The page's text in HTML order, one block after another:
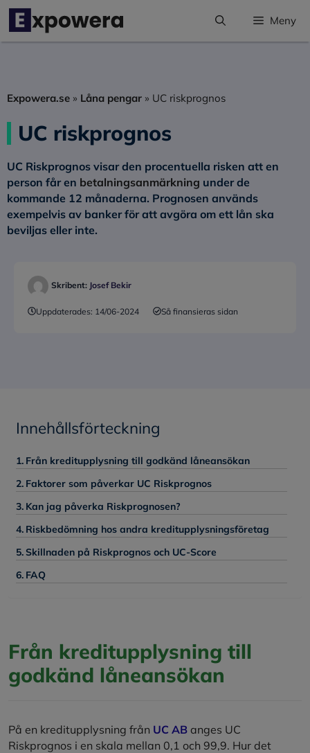
Hoppa
innehåll
Meny
Expowera.se » Låna pengar » UC riskprognos
UC riskprognos
UC Riskprognos visar den procentuella risken att en
person får en betalningsanmärkning under de
kommande 12 månaderna. Prognosen används
exempelvis av banker för att avgöra om ett lån ska
beviljas eller inte.
Skribent: Josef Bekir
Uppdaterades: 14/06-2024 Så finansieras sidan
Innehållsförteckning
Från kreditupplysning till godkänd låneansökan
Faktorer som påverkar UC Riskprognos
Kan jag påverka Riskprognosen?
Riskbedömning hos andra kreditupplysningsföretag
Skillnaden på Riskprognos och UC-Score
FAQ
Från kreditupplysning till
godkänd låneansökan
På en kreditupplysning från UC AB anges UC
Riskprognos i en skala mellan 0,1 och 99,9. Hur det